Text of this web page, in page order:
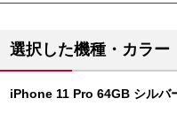
選択した機種・カラー
iPhone 11 Pro 64GB シルバ